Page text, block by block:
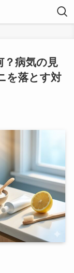
？病気の見
を落とす対